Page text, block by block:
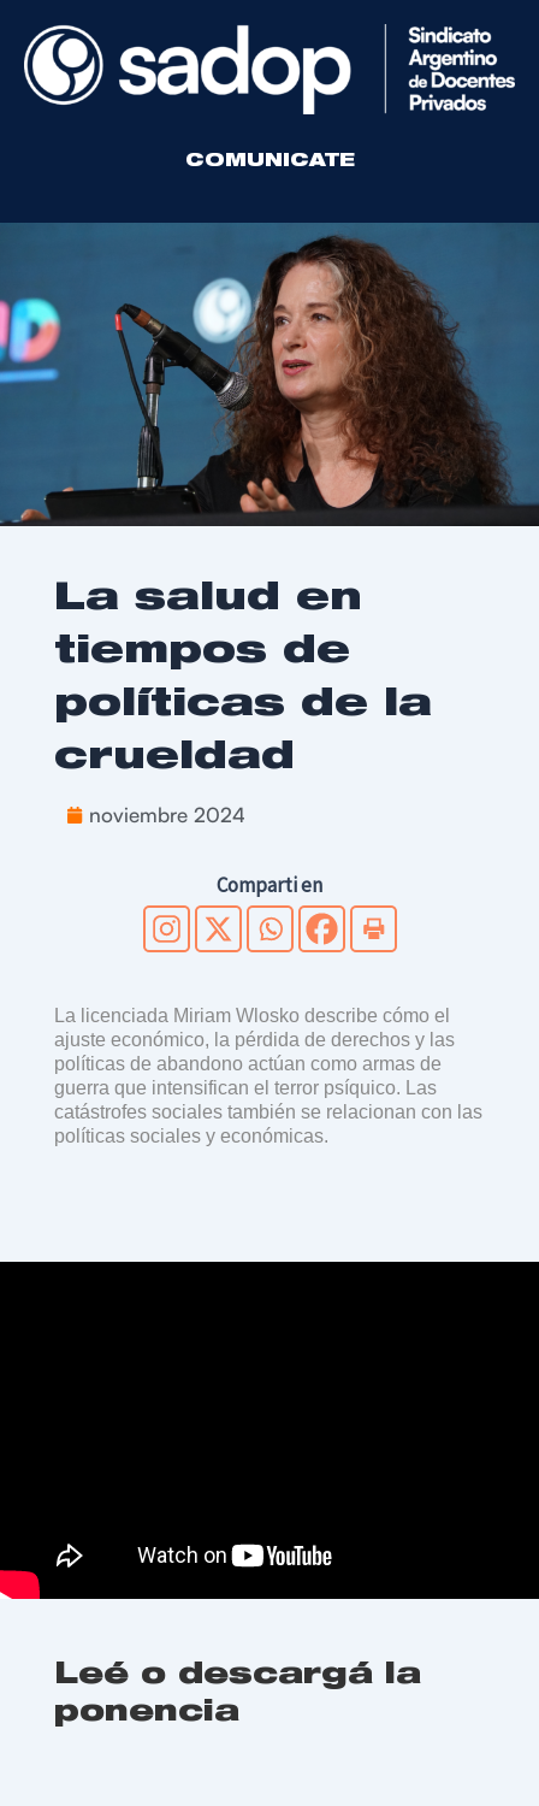
COMUNICATE
La salud en
tiempos de
políticas de la
crueldad
noviembre 2024
Comparti en
La licenciada Miriam Wlosko describe cómo el
ajuste económico, la pérdida de derechos y las
políticas de abandono actúan como armas de
guerra que intensifican el terror psíquico. Las
catástrofes sociales también se relacionan con las
políticas sociales y económicas.
Leé o descargá la
ponencia